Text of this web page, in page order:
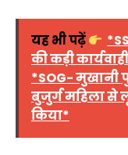
यह भी पढ़ें
की कड़ी
*SOG- मुखानी
बुजुर्ग महिला से
किया*